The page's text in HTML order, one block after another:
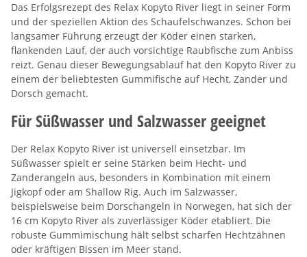
Das Erfolgsrezept des Relax Kopyto River liegt in seiner Form
und der speziellen Aktion des Schaufelschwanzes. Schon bei
langsamer Führung erzeugt der Köder einen starken,
flankenden Lauf, der auch vorsichtige Raubfische zum Anbiss
reizt. Genau dieser Bewegungsablauf hat den Kopyto River zu
einem der beliebtesten Gummifische auf Hecht, Zander und
Dorsch gemacht.
Für Süßwasser und Salzwasser geeignet
Der Relax Kopyto River ist universell einsetzbar. Im
Süßwasser spielt er seine Stärken beim Hecht- und
Zanderangeln aus, besonders in Kombination mit einem
Jigkopf oder am Shallow Rig. Auch im Salzwasser,
beispielsweise beim Dorschangeln in Norwegen, hat sich der
16 cm Kopyto River als zuverlässiger Köder etabliert. Die
robuste Gummimischung hält selbst scharfen Hechtzähnen
oder kräftigen Bissen im Meer stand.